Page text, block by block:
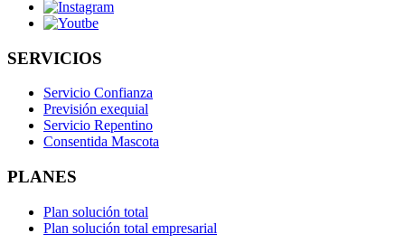
SERVICIOS
Servicio Confianza
Previsión exequial
Servicio Repentino
Consentida Mascota
PLANES
Plan solución total
Plan solución total empresarial